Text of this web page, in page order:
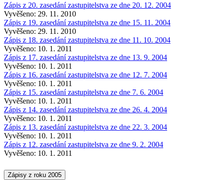
Zápis z 20. zasedání zastupitelstva ze dne 20. 12. 2004
Vyvěšeno: 29. 11. 2010
Zápis z 19. zasedání zastupitelstva ze dne 15. 11. 2004
Vyvěšeno: 29. 11. 2010
Zápis z 18. zasedání zastupitelstva ze dne 11. 10. 2004
Vyvěšeno: 10. 1. 2011
Zápis z 17. zasedání zastupitelstva ze dne 13. 9. 2004
Vyvěšeno: 10. 1. 2011
Zápis z 16. zasedání zastupitelstva ze dne 12. 7. 2004
Vyvěšeno: 10. 1. 2011
Zápis z 15. zasedání zastupitelstva ze dne 7. 6. 2004
Vyvěšeno: 10. 1. 2011
Zápis z 14. zasedání zastupitelstva ze dne 26. 4. 2004
Vyvěšeno: 10. 1. 2011
Zápis z 13. zasedání zastupitelstva ze dne 22. 3. 2004
Vyvěšeno: 10. 1. 2011
Zápis z 12. zasedání zastupitelstva ze dne 9. 2. 2004
Vyvěšeno: 10. 1. 2011
Zápisy z roku 2005